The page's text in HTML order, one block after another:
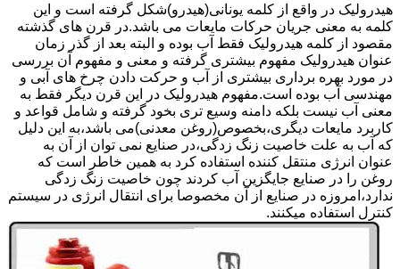
هیدرولیک در واقع از کلمه یونانی(هیدرو)شکل گرفته است و این
کلمه به معنی جریان حرکات مایعات می باشد.در قرن های گذشته
مقصود از کلمه هیدرولیک فقط آب بوده و البته بعد از گذر زمان
عنوان هیدرولیک مفهوم بیشتری گرفته و معنی و مفهوم آن بررسی
در مورد بهره برداری بیشتری از آب و حرکت دادن چرخ های آبی و
مهندسی آب بوده است.مفهوم هیدرولیک در این قرن دیگر فقط به
معنی آب نیست بلکه دامنه وسیع تری بخود گرفته و شامل قواعد و
کاربرد مایعات دیگری،بخصوص(روغن معدنی)می باشد،به این دلیل
که آب به علت خاصیت زنگ زدگی،در صنایع نمی توان از آن به
عنوان انرژی منتقل کننده استفاده کرد به همین خاطر است که
روغن را در صنایع جایگزین آب کردند چون خاصیت زنگ زدگی
ندارد،امروزه در صنایع از آن مخصوصا برای انتقال انرژی در سیستم
کنترل استفاده میکنند.